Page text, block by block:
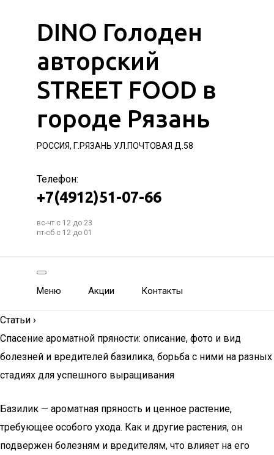
DINO Голоден
авторский
STREET FOOD в
городе Рязань
РОССИЯ, Г.РЯЗАНЬ УЛ.ПОЧТОВАЯ Д.58
Телефон:
+7(4912)51-07-66
вс-чт с 12 до 23
пт-сб с 12 до 01
Меню Акции Контакты
Статьи ›
Спасение ароматной пряности: описание, фото и вид
болезней и вредителей базилика, борьба с ними на разных
стадиях для успешного выращивания
Базилик — ароматная пряность и ценное растение,
требующее особого ухода. Как и другие растения, он
подвержен болезням и вредителям, что влияет на его